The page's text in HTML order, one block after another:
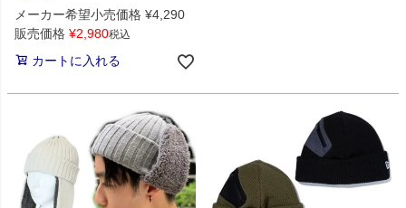
メーカー希望小売価格 ¥4,290
販売価格 ¥2,980税込
カートに入れる